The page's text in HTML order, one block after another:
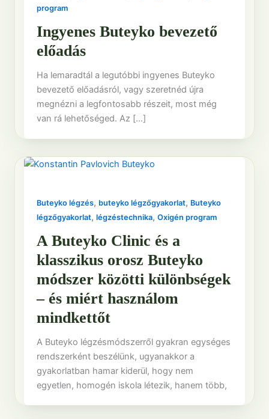
program
Ingyenes Buteyko bevezető
előadás
Ha lemaradtál a legutóbbi ingyenes Buteyko
bevezető előadásról, vagy szeretnéd újra
megnézni a legfontosabb részeit, most még
van rá lehetőséged. Az […]
Buteyko légzés, buteyko légzőgyakorlat, Buteyko
légzőgyakorlat,légzéstechnika,Oxigén program
A Buteyko Clinic és a
klasszikus orosz Buteyko
módszer közötti különbségek
– és miért használom
mindkettőt
A Buteyko légzésmódszerről gyakran egységes
rendszerként beszélünk, ugyanakkor a
gyakorlatban hamar kiderül, hogy nem
egyetlen, homogén iskola létezik, hanem több,